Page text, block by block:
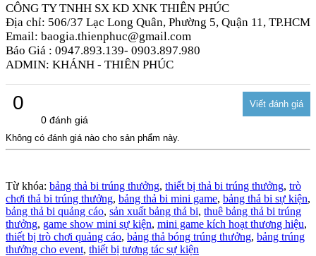
CÔNG TY TNHH SX KD XNK THIÊN PHÚC
Địa chỉ: 506/37 Lạc Long Quân, Phường 5, Quận 11, TP.HCM
Email: baogia.thienphuc@gmail.com
Báo Giá : 0947.893.139- 0903.897.980
ADMIN: KHÁNH - THIÊN PHÚC
0
0 đánh giá
Không có đánh giá nào cho sản phẩm này.
Từ khóa: bảng thả bi trúng thưởng, thiết bị thả bi trúng thưởng, trò
chơi thả bi trúng thưởng, bảng thả bi mini game, bảng thả bi sự kiện,
bảng thả bi quảng cáo, sản xuất bảng thả bi, thuê bảng thả bi trúng
thưởng, game show mini sự kiện, mini game kích hoạt thương hiệu,
thiết bị trò chơi quảng cáo, bảng thả bóng trúng thưởng, bảng trúng
thưởng cho event, thiết bị tương tác sự kiện